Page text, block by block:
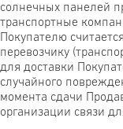
солнечных панелей
транспортные
Покупателю
перевозчику
для доставки
случайного
момента сдачи
организации связи